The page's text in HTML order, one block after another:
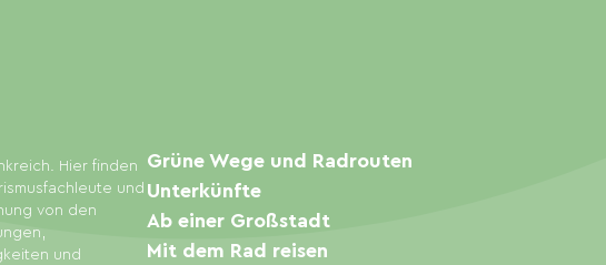
Hier finden
und
von den
und
Grüne Wege und Radrouten
Unterkünfte
Ab einer Großstadt
Mit dem Rad reisen